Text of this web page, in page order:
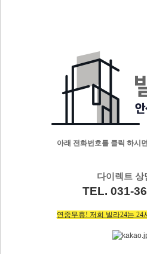
아래 전화번호를 클릭 하시
다이렉트 상
TEL. 031-
연중무휴! 저희 빌라24는 24